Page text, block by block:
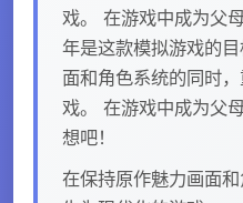
戏。 在游戏中成为父
年是这款模拟游戏的
面和角色系统的同时
戏。 在游戏中成为父
想吧！
在保持原作魅力画面